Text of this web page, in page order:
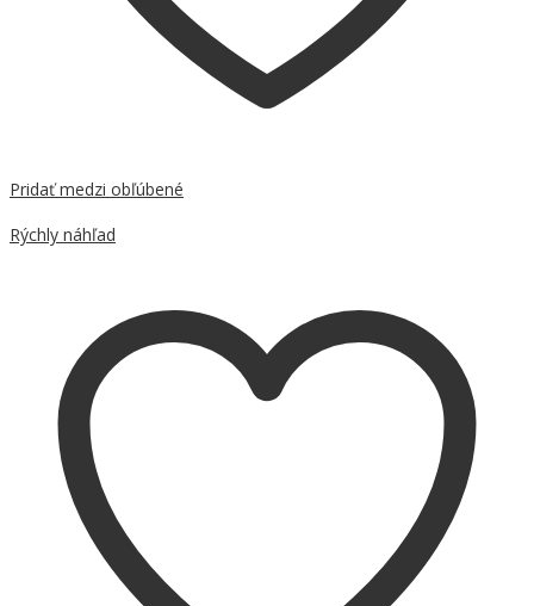
Pridať medzi obľúbené
Rýchly náhľad